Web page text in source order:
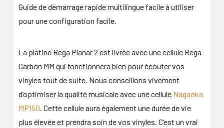
Guide de démarrage rapide multilingue facile à utiliser
pour une configuration facile.
La platine Rega Planar 2 est livrée avec une cellule Rega
Carbon MM qui fonctionnera bien pour écouter vos
vinyles tout de suite. Nous conseillons vivement
d’optimiser la qualité musicale avec une cellule Nagaoka
MP150 . Cette cellule aura également une durée de vie
plus élevée et prendra soin de vos vinyles. C’est un vrai